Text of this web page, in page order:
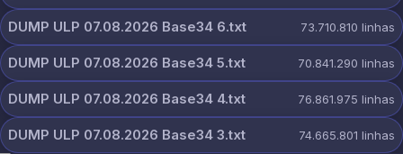
DUMP ULP 07.08.2026 Base34 6.txt 73.710.810 linhas
DUMP ULP 07.08.2026 Base34 5.txt 70.841.290 linhas
DUMP ULP 07.08.2026 Base34 4.txt 76.861.975 linhas
DUMP ULP 07.08.2026 Base34 3.txt 74.665.801 linhas